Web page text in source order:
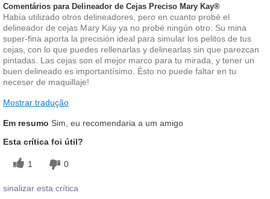
Comentários para Delineador de Cejas Preciso Mary Kay®
Había utilizado otros delineadores, pero en cuanto probé el
delineador de cejas Mary Kay ya no probé ningún otro. Su mina
super-fina aporta la precisión ideal para simular los pelitos de tus
cejas, con lo que puedes rellenarlas y delinearlas sin que parezcan
pintadas. Las cejas son el mejor marco para tu mirada, y tener un
buen delineado es importantísimo. Ésto no puede faltar en tu
neceser de maquillaje!
Mostrar tradução
Em resumo Sim, eu recomendaria a um amigo
Esta crítica foi útil?
1 0
sinalizar esta crítica